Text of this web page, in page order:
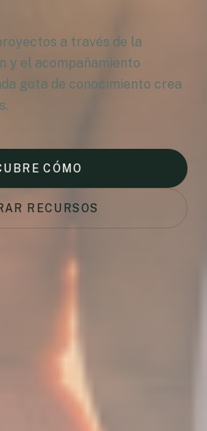
a través de la
y el acompañamiento
gota de conocimiento crea
CÓMO
RECURSOS